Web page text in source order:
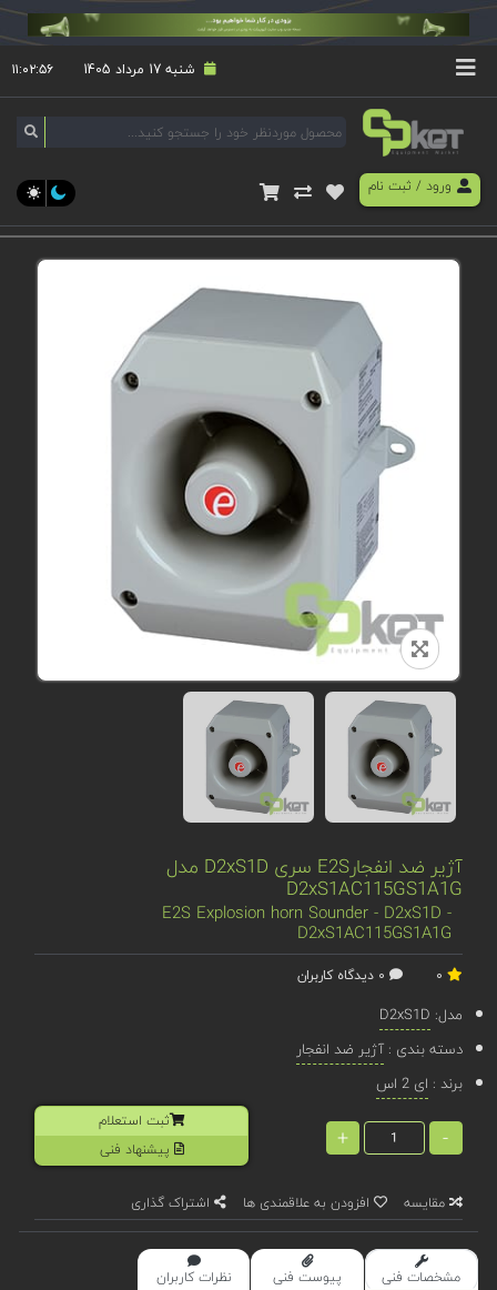
شنبه 17 مرداد 1405 ۱۱:۰۲:۵۶
ورود/ ثبت نام
آژیر ضد انفجارE2S سری D2xS1D مدل
D2xS1AC115GS1A1G
E2S Explosion horn Sounder - D2xS1D -
D2xS1AC115GS1A1G
مدل: D2xS1D
دسته بندی :آژیر ضد انفجار
برند : ای 2 اس
-
+
ثبت استعلام
پیشنهاد فنی
مقایسه افزودن به علاقمندی ها اشتراک گذاری
مشخصات فنی پیوست فنی نظرات کاربران